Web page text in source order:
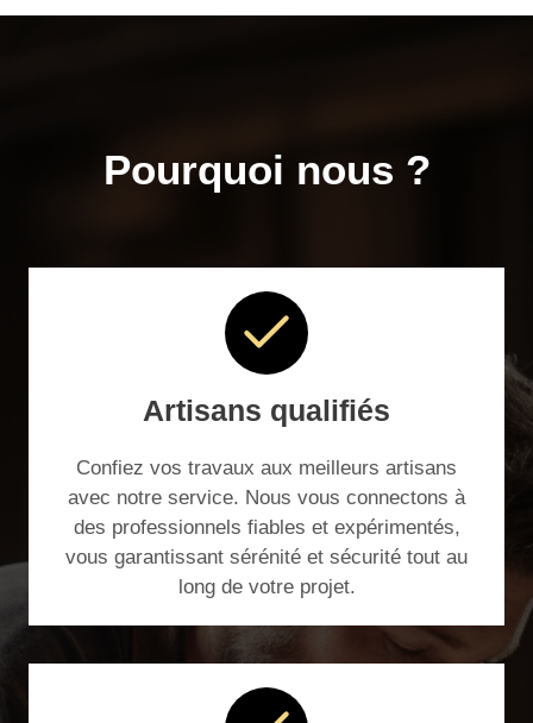
Pourquoi nous ?
Artisans qualifiés
Confiez vos travaux aux meilleurs artisans
avec notre service. Nous vous connectons à
des professionnels fiables et expérimentés,
vous garantissant sérénité et sécurité tout au
long de votre projet.